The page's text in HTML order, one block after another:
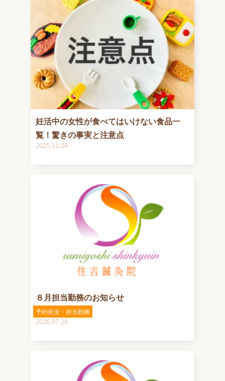
妊活中の女性が食べてはいけない食品一
覧！驚きの事実と注意点
2025.11.04
８月担当勤務のお知らせ
予約状況・担当勤務
2026.07.28